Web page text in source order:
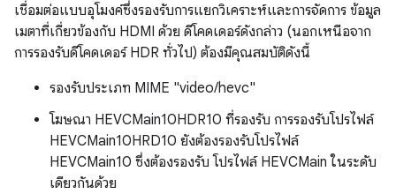
เชื่อมต่อแบบอุโมงค์ซึ่งรองรับการแยกวิเคราะห์และการจัดการ ข้อมูล
เมตาที่เกี่ยวข้องกับ HDMI ด้วย ดีโคดเดอร์ดังกล่าว (นอกเหนือจาก
การรองรับดีโคดเดอร์ HDR ทั่วไป) ต้องมีคุณสมบัติดังนี้
รองรับประเภท MIME "video/hevc"
โฆษณา HEVCMain10HDR10 ที่รองรับ การรองรับโปรไฟล์
HEVCMain10HRD10 ยังต้องรองรับโปรไฟล์
HEVCMain10 ซึ่งต้องรองรับ โปรไฟล์ HEVCMain ในระดับ
เดียวกันด้วย